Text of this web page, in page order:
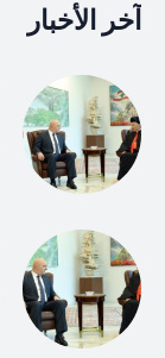
آخر الأخبار